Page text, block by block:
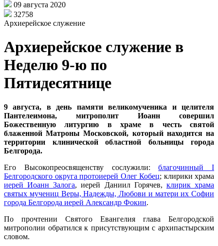
09 августа 2020
32758
Архиерейское служение
Архиерейское служение в
Неделю 9-ю по
Пятидесятнице
9 августа, в день памяти великомученика и целителя
Пантелеимона, митрополит Иоанн совершил
Божественную литургию в храме в честь святой
блаженной Матроны Московской, который находится на
территории клинической областной больницы города
Белгорода.
Его Высокопреосвященству сослужили:благочинный I
Белгородского округа протоиерей Олег Кобец; клирики храма
иерей Иоанн Залога, иерей Даниил Горячев, клирик храма
святых мучениц Веры, Надежды, Любови и матери их Софии
города Белгорода иерей Александр Фокин.
По прочтении Святого Евангелия глава Белгородской
митрополии обратился к присутствующим с архипастырским
словом.